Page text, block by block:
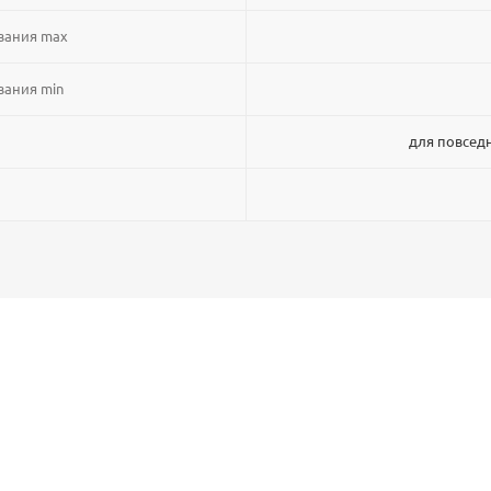
max
min
для